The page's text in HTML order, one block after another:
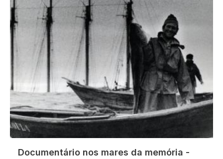
Documentário nos mares da memória -